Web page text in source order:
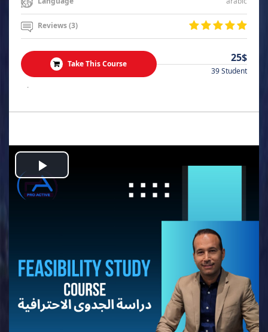
Reviews (3)
Take This Course 25$
39 Student
.
Play